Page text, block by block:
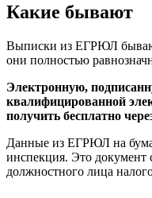
Какие бывают
Выписки из ЕГРЮЛ
они полностью
Электронную,
квалифицированной
получить бесплатно
Данные из ЕГРЮЛ на
инспекция. Это документ
должностного лица